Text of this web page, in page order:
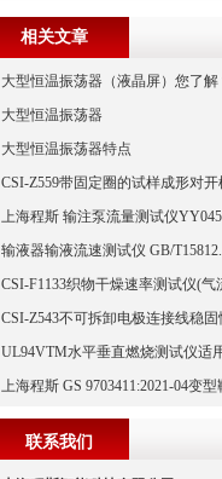
相关文章
大型恒温振荡器（液晶屏）您了解
大型恒温振荡器
大型恒温振荡器特点
CSI-Z559带固定圈的试样成形对开
CSI-F1133织物干燥速率测试仪(气
UL94VTM水平垂直燃烧测试仪适
联系我们